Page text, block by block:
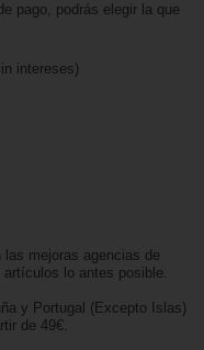
pago, podrás elegir la que
intereses)
mejoras agencias de
lo antes posible.
y Portugal (Excepto Islas)
de 49€.